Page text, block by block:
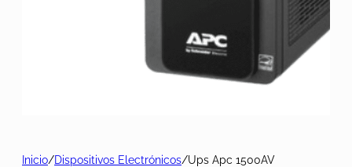
Inicio/Dispositivos Electrónicos/Ups Apc 1500AV